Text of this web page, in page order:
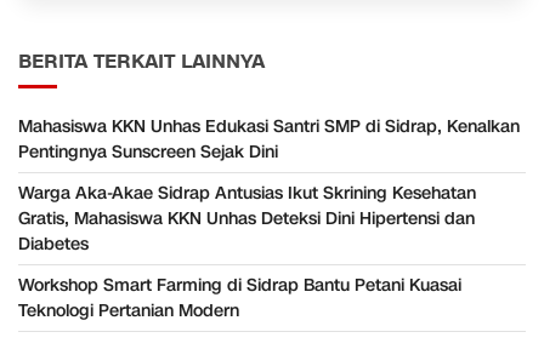
BERITA TERKAIT LAINNYA
Mahasiswa KKN Unhas Edukasi Santri SMP di Sidrap, Kenalkan
Pentingnya Sunscreen Sejak Dini
Warga Aka-Akae Sidrap Antusias Ikut Skrining Kesehatan
Gratis, Mahasiswa KKN Unhas Deteksi Dini Hipertensi dan
Diabetes
Workshop Smart Farming di Sidrap Bantu Petani Kuasai
Teknologi Pertanian Modern